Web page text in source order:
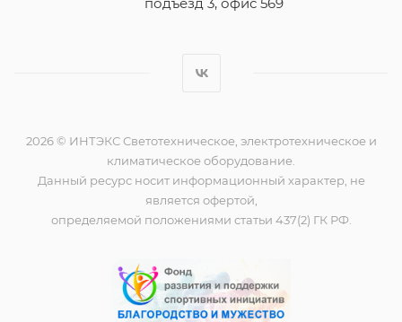
2026 © ИНТЭКС Светотехническое, электротехническое и
климатическое оборудование.
Данный ресурс носит информационный характер, не
является офертой,
определяемой положениями статьи 437(2) ГК РФ.